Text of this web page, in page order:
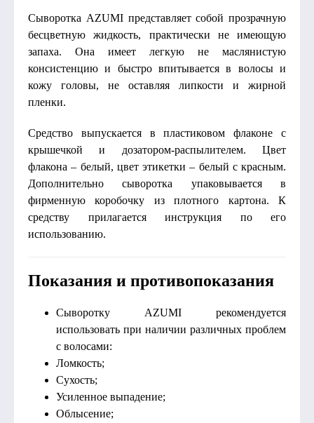
Сыворотка AZUMI представляет собой прозрачную
бесцветную жидкость, практически не имеющую
запаха. Она имеет легкую не маслянистую
консистенцию и быстро впитывается в волосы и
кожу головы, не оставляя липкости и жирной
пленки.
Средство выпускается в пластиковом флаконе с
крышечкой и дозатором-распылителем. Цвет
флакона – белый, цвет этикетки – белый с красным.
Дополнительно сыворотка упаковывается в
фирменную коробочку из плотного картона. К
средству прилагается инструкция по его
использованию.
Показания и противопоказания
Сыворотку AZUMI рекомендуется
использовать при наличии различных проблем
с волосами:
Ломкость;
Сухость;
Усиленное выпадение;
Облысение;